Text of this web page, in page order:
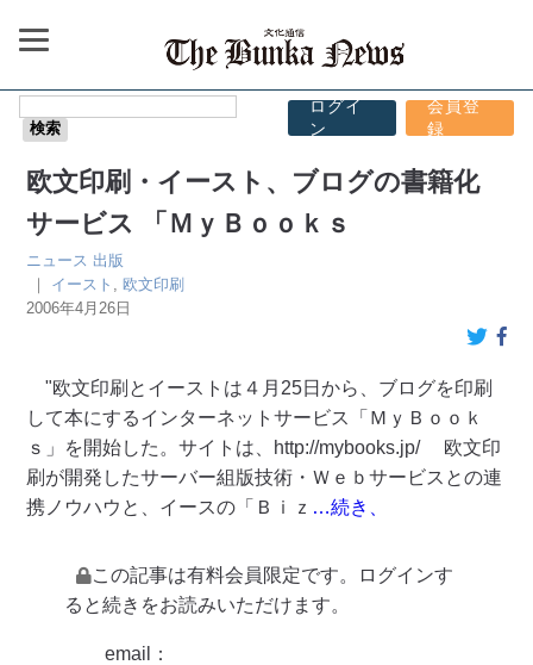
ログイ
ン
会員登
録
欧文印刷・イースト、ブログの書籍化
サービス 「ＭｙＢｏｏｋｓ
ニュース 出版
｜ イースト ,欧文印刷
2006年4月26日
"欧文印刷とイーストは４月25日から、ブログを印刷
して本にするインターネットサービス「ＭｙＢｏｏｋ
ｓ」を開始した。サイトは、http://mybooks.jp/ 欧文印
刷が開発したサーバー組版技術・Ｗｅｂサービスとの連
携ノウハウと、イースの「Ｂｉｚ …続き、
この記事は有料会員限定です。ログインす
ると続きをお読みいただけます。
email：